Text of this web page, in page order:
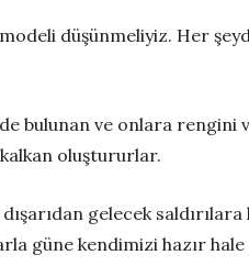
düşünmeliyiz. Her
bulunan ve onlara
oluştururlar.
gelecek
güne kendimizi hazır